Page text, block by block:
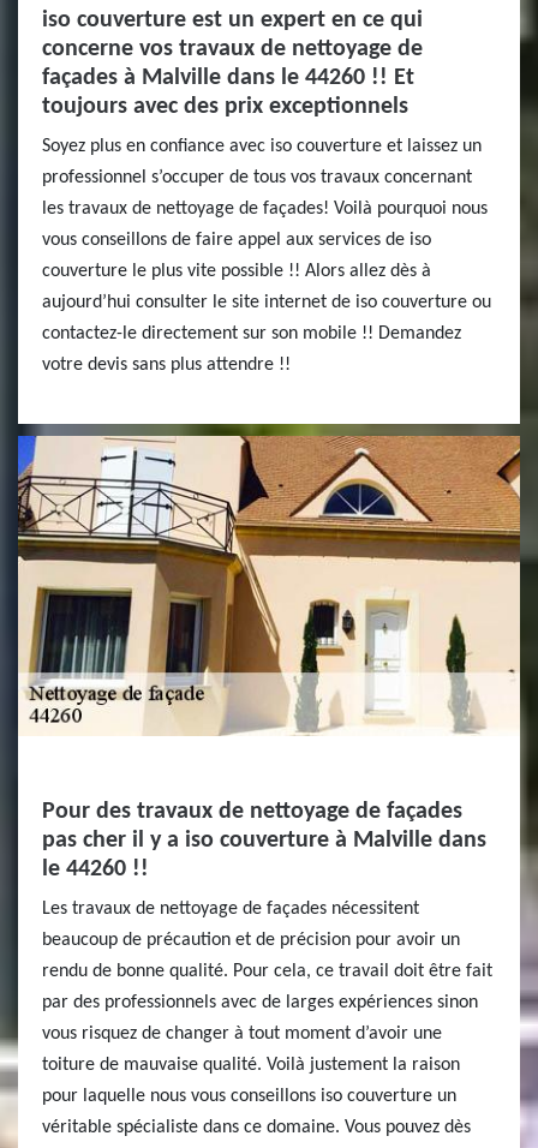
iso couverture est un expert en ce qui
concerne vos travaux de nettoyage de
façades à Malville dans le 44260 !! Et
toujours avec des prix exceptionnels
Soyez plus en confiance avec iso couverture et laissez un
professionnel s’occuper de tous vos travaux concernant
les travaux de nettoyage de façades! Voilà pourquoi nous
vous conseillons de faire appel aux services de iso
couverture le plus vite possible !! Alors allez dès à
aujourd’hui consulter le site internet de iso couverture ou
contactez-le directement sur son mobile !! Demandez
votre devis sans plus attendre !!
Pour des travaux de nettoyage de façades
pas cher il y a iso couverture à Malville dans
le 44260 !!
Les travaux de nettoyage de façades nécessitent
beaucoup de précaution et de précision pour avoir un
rendu de bonne qualité. Pour cela, ce travail doit être fait
par des professionnels avec de larges expériences sinon
vous risquez de changer à tout moment d’avoir une
toiture de mauvaise qualité. Voilà justement la raison
pour laquelle nous vous conseillons iso couverture un
véritable spécialiste dans ce domaine. Vous pouvez dès